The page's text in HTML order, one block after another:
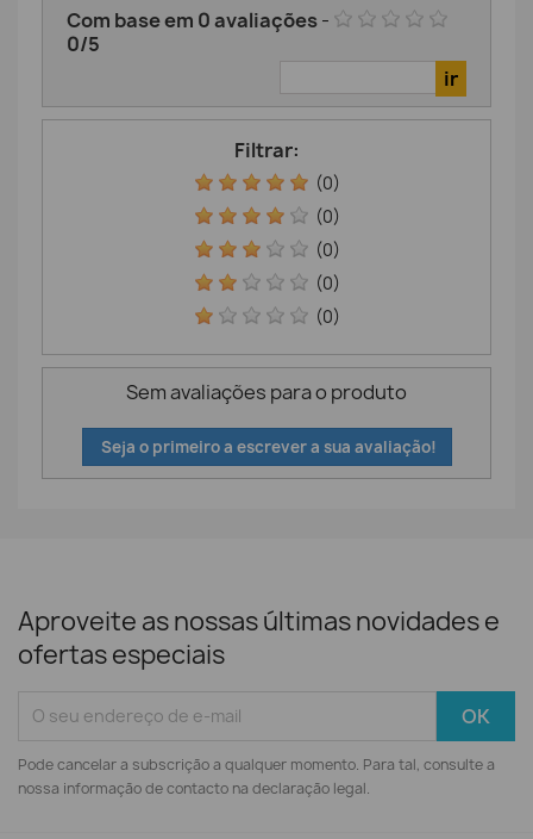
Com base em 0avaliações-
0/5
Filtrar:
(0)
(0)
(0)
(0)
(0)
Sem avaliações para o produto
Seja o primeiro a escrever a sua avaliação!
Aproveite as nossas últimas novidades e
ofertas especiais
Pode cancelar a subscrição a qualquer momento. Para tal, consulte a
nossa informação de contacto na declaração legal.